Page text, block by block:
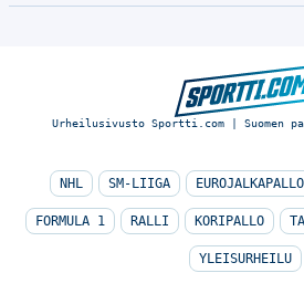
Urheilusivusto Sportti.com | Suomen
NHL SM-LIIGA EUROJALKAPALLO
FORMULA 1 RALLI KORIPALLO
YLEISURHEILU